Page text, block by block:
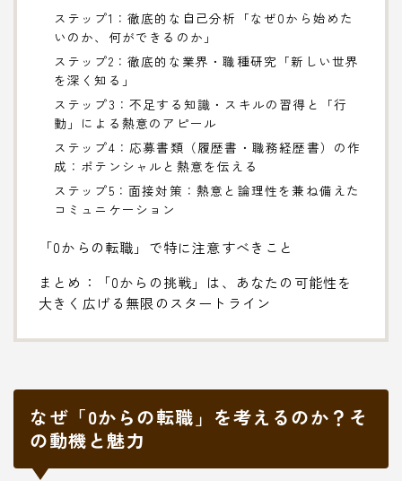
ステップ1：徹底的な自己分析「なぜ0から始めた
いのか、何ができるのか」
ステップ2：徹底的な業界・職種研究「新しい世界
を深く知る」
ステップ3：不足する知識・スキルの習得と「行
動」による熱意のアピール
ステップ4：応募書類（履歴書・職務経歴書）の作
成：ポテンシャルと熱意を伝える
ステップ5：面接対策：熱意と論理性を兼ね備えた
コミュニケーション
「0からの転職」で特に注意すべきこと
まとめ：「0からの挑戦」は、あなたの可能性を
大きく広げる無限のスタートライン
なぜ「0からの転職」を考えるのか？そ
の動機と魅力